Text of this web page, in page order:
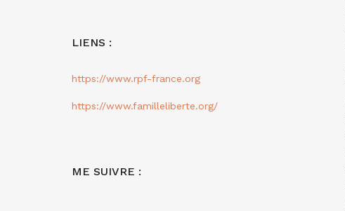
LIENS :
https://www.rpf-france.org
https://www.familleliberte.org/
ME SUIVRE :